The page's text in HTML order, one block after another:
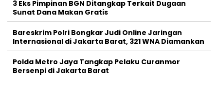
3 Eks Pimpinan BGN Ditangkap Terkait Dugaan
Sunat Dana Makan Gratis
Bareskrim Polri Bongkar Judi Online Jaringan
Internasional di Jakarta Barat, 321 WNA Diamankan
Polda Metro Jaya Tangkap Pelaku Curanmor
Bersenpi di Jakarta Barat